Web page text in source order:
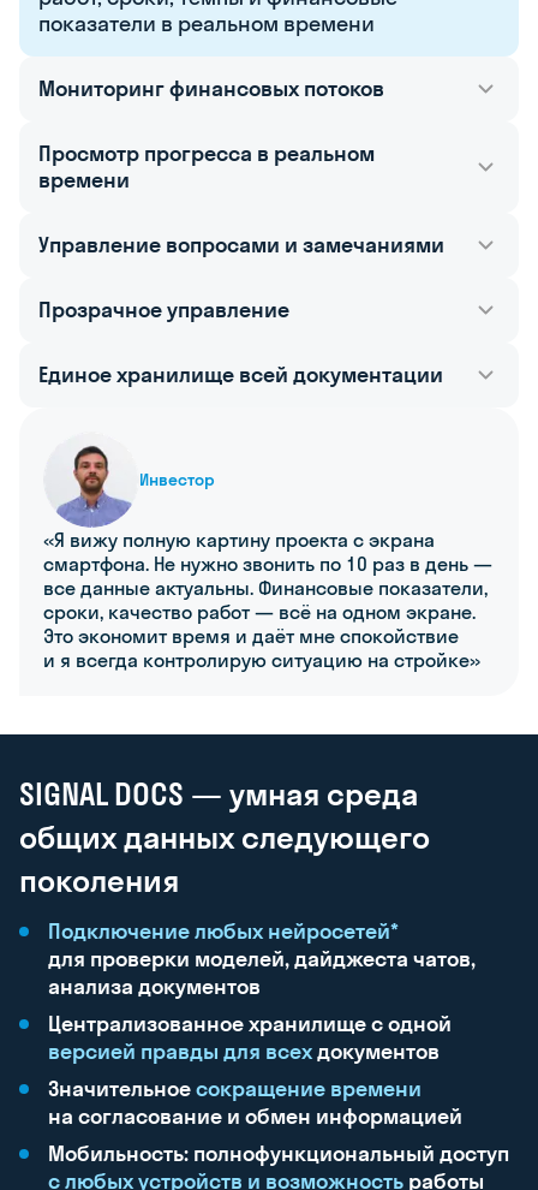
показатели в реальном времени
Мониторинг финансовых потоков
с детализацией по видам работ, план/факт
по выплатам и гарантийные удержания
Просмотр прогресса в реальном
времени
с использованием ВІМ-моделей и диаграмм
Управление вопросами и замечаниями
увидеть все выданные замечания,
Прозрачное управление
на стройке через стандартизированную
Единое хранилище всей документации
компании в едином окне
Инвестор
«Я вижу полную картину проекта с экрана
смартфона. Не нужно звонить по 10 раз в день —
все данные актуальны. Финансовые показатели,
сроки, качество работ — всё на одном экране.
Это экономит время и даёт мне спокойствие
и я всегда контролирую ситуацию на стройке»
SIGNAL DOCS — умная среда
общих данных следующего
поколения
Подключениелюбых нейросетей*
для проверки моделей,дайджеста чатов,
анализа документов
Централизованноехранилищес одной
версией правды для всехдокументов
Значительноесокращение времени
на согласование и обмен информацией
Мобильность: полнофункциональный доступ
с любыхустройств и возможность работы